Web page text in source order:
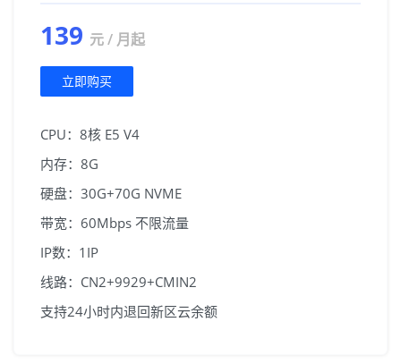
139 元 / 月起
立即购买
CPU：8核 E5 V4
内存：8G
硬盘：30G+70G NVME
带宽：60Mbps 不限流量
IP数：1IP
线路：CN2+9929+CMIN2
支持24小时内退回新区云余额